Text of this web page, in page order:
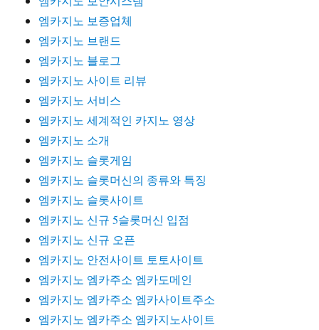
엠카지노 보증업체
엠카지노 브랜드
엠카지노 블로그
엠카지노 사이트 리뷰
엠카지노 서비스
엠카지노 세계적인 카지노 영상
엠카지노 소개
엠카지노 슬롯게임
엠카지노 슬롯머신의 종류와 특징
엠카지노 슬롯사이트
엠카지노 신규 5슬롯머신 입점
엠카지노 신규 오픈
엠카지노 안전사이트 토토사이트
엠카지노 엠카주소 엠카도메인
엠카지노 엠카주소 엠카사이트주소
엠카지노 엠카주소 엠카지노사이트